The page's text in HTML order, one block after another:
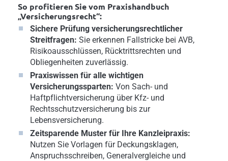
So profitieren Sie vom Praxishandbuch
„Versicherungsrecht“:
Sichere Prüfung versicherungsrechtlicher
Streitfragen: Sie erkennen Fallstricke bei AVB,
Risikoausschlüssen, Rücktrittsrechten und
Obliegenheiten zuverlässig.
Praxiswissen für alle wichtigen
Versicherungssparten: Von Sach- und
Haftpflichtversicherung über Kfz- und
Rechtsschutzversicherung bis zur
Lebensversicherung.
Zeitsparende Muster für Ihre Kanzleipraxis:
Nutzen Sie Vorlagen für Deckungsklagen,
Anspruchsschreiben, Generalvergleiche und